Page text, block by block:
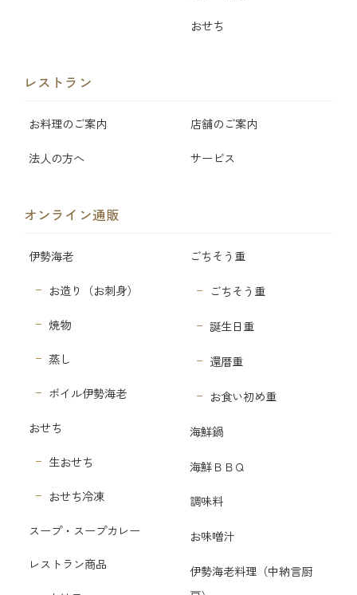
おせち
レストラン
お料理のご案内 店舗のご案内
法人の方へ サービス
オンライン通販
伊勢海老
お造り（お刺身）
焼物
蒸し
ボイル伊勢海老
おせち
生おせち
おせち冷凍
スープ・スープカレー
レストラン商品
ごちそう重
ごちそう重
誕生日重
還暦重
お食い初め重
海鮮鍋
海鮮ＢＢＱ
調味料
お味噌汁
伊勢海老料理（中納言厨